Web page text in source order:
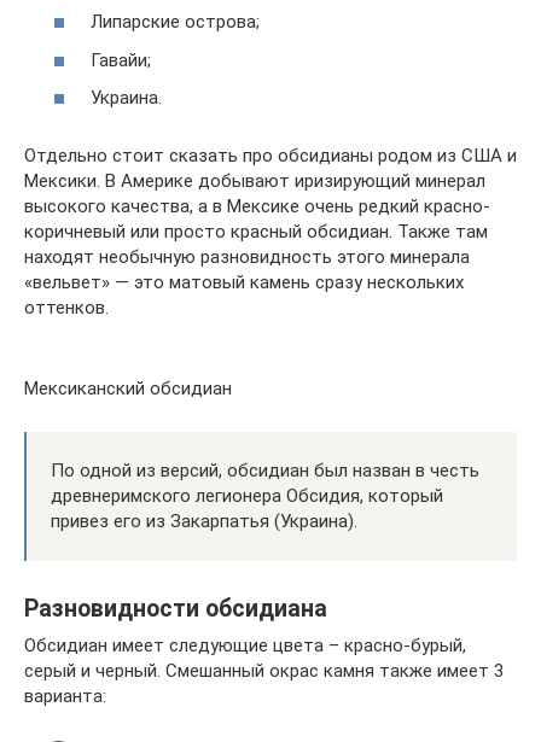
Липарские острова;
Гавайи;
Украина.
Отдельно стоит сказать про обсидианы родом из США и
Мексики. В Америке добывают иризирующий минерал
высокого качества, а в Мексике очень редкий красно-
коричневый или просто красный обсидиан. Также там
находят необычную разновидность этого минерала
«вельвет» — это матовый камень сразу нескольких
оттенков.
Мексиканский обсидиан
По одной из версий, обсидиан был назван в честь
древнеримского легионера Обсидия, который
привез его из Закарпатья (Украина).
Разновидности обсидиана
Обсидиан имеет следующие цвета – красно-бурый,
серый и черный. Смешанный окрас камня также имеет 3
варианта: